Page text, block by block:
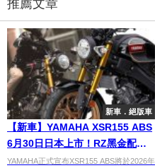
推薦文章
新車．絕版車
【新車】YAMAHA XSR155 ABS
6月30日日本上市！RZ黑金配色
驚喜登場 XSR系列首款155級距
YAMAHA正式宣布XSR155 ABS將於2026年